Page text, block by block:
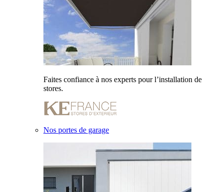
Faites confiance à nos experts pour l’installation de
stores.
Nos portes de garage